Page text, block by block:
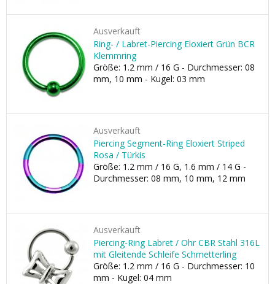
Ausverkauft
Ring- / Labret-Piercing Eloxiert Grün BCR
Klemmring
Größe: 1.2 mm / 16 G - Durchmesser: 08
mm, 10 mm - Kugel: 03 mm
Ausverkauft
Piercing Segment-Ring Eloxiert Striped
Rosa / Türkis
Größe: 1.2 mm / 16 G, 1.6 mm / 14 G -
Durchmesser: 08 mm, 10 mm, 12 mm
Ausverkauft
Piercing-Ring Labret / Ohr CBR Stahl 316L
mit Gleitende Schleife Schmetterling
Größe: 1.2 mm / 16 G - Durchmesser: 10
mm - Kugel: 04 mm